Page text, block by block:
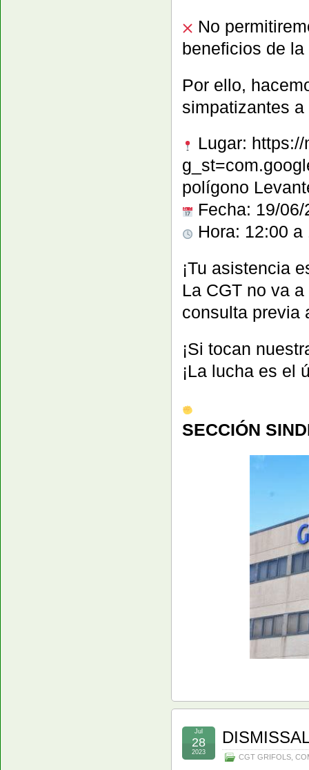
No
beneficios de
Por ello,
simpatizantes
Lugar:
polígono
Fecha: 19/06/
Hora: 12:00 a
¡Tu asistencia
La CGT no va
consulta previa
¡Si tocan
¡La lucha es el
SECCIÓN
CGT GRIFOLS
Jul
28
2023